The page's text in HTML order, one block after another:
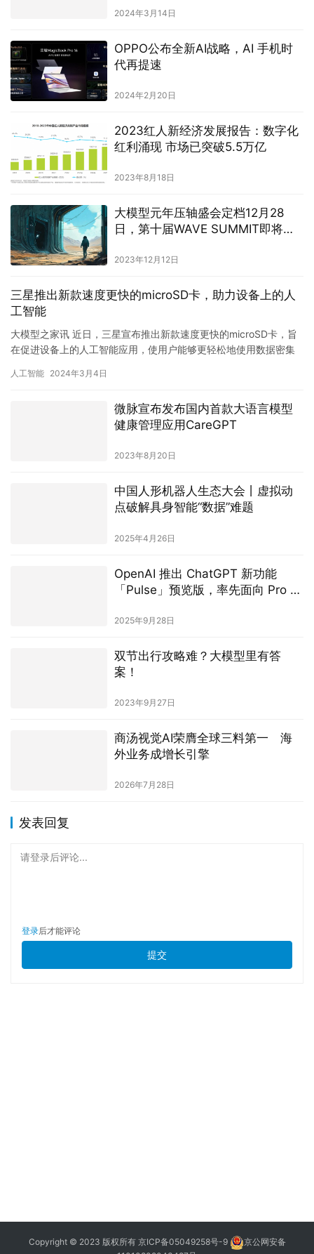
2024年3月14日
OPPO公布全新AI战略，AI 手机时
代再提速
2024年2月20日
2023红人新经济发展报告：数字化
红利涌现 市场已突破5.5万亿
2023年8月18日
大模型元年压轴盛会定档12月28
日，第十届WAVE SUMMIT即将启
2023年12月12日
三星推出新款速度更快的microSD卡，助力设备上的人
工智能
大模型之家讯 近日，三星宣布推出新款速度更快的microSD卡，旨
在促进设备上的人工智能应用，使用户能够更轻松地使用数据密集
人工智能 2024年3月4日
微脉宣布发布国内首款大语言模型
健康管理应用CareGPT
2023年8月20日
中国人形机器人生态大会丨虚拟动
点破解具身智能“数据”难题
2025年4月26日
OpenAI 推出 ChatGPT 新功能
「Pulse」预览版，率先面向 Pro 用
2025年9月28日
双节出行攻略难？大模型里有答
案！
2023年9月27日
商汤视觉AI荣膺全球三料第一 海
外业务成增长引擎
2026年7月28日
发表回复
请登录后评论...
登录后才能评论
提交
Copyright © 2023 版权所有 京ICP备05049258号-9
京公网安备